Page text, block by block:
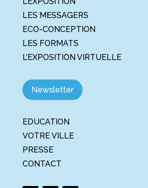
LES MESSAGERS
ECO-CONCEPTION
LES FORMATS
L’EXPOSITION VIRTUELLE
Newsletter
EDUCATION
VOTRE VILLE
PRESSE
CONTACT